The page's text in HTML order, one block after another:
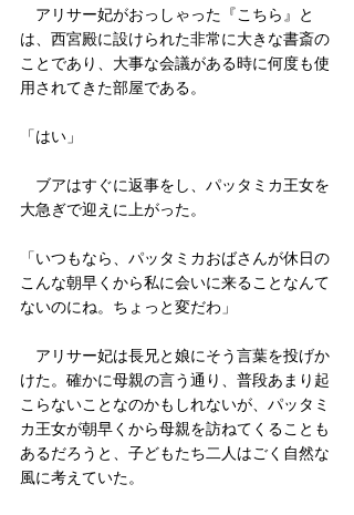
アリサー妃がおっしゃった『こちら』と
は、西宮殿に設けられた非常に大きな書斎の
ことであり、大事な会議がある時に何度も使
用されてきた部屋である。
「はい」
ブアはすぐに返事をし、パッタミカ王女を
大急ぎで迎えに上がった。
「いつもなら、パッタミカおばさんが休日の
こんな朝早くから私に会いに来ることなんて
ないのにね。ちょっと変だわ」
アリサー妃は長兄と娘にそう言葉を投げか
けた。確かに母親の言う通り、普段あまり起
こらないことなのかもしれないが、パッタミ
カ王女が朝早くから母親を訪ねてくることも
あるだろうと、子どもたち二人はごく自然な
風に考えていた。